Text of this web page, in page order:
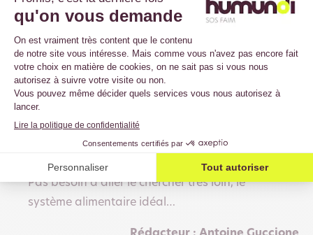
bénéficier d’une agriculture et d’une
alimentation de qualité ;
expérimenter et diffuser un nouveau
modèle d’entreprise agricole, au bénéfice
de la création d’emplois locaux,
valorisation de la diversité et les liens
Pas besoin d’aller le chercher très loin, le
système alimentaire idéal…